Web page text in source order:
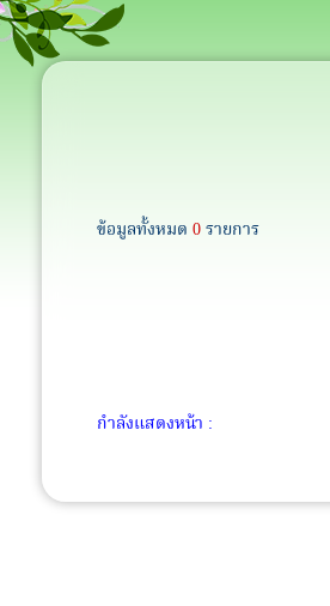
ข้อมูลทั้งหมด0รายการ
กำลังแสดงหน้า :